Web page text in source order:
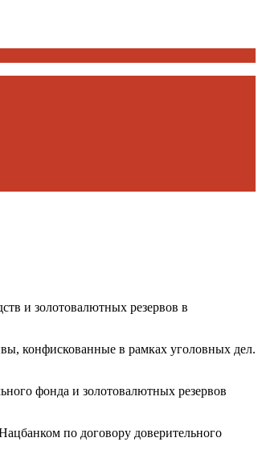
и золотовалютных резервов в
конфискованные в рамках уголовных дел.
фонда и золотовалютных резервов
по договору доверительного